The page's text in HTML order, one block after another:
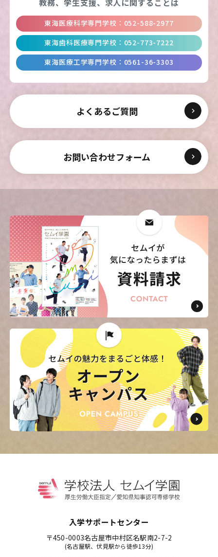
よくあるご質問
お問い合わせフォーム
教務、学生支援、 求人に関することは
東海医療科学専門学校 ： 052-588-2977
東海歯科医療専門学校 ： 052-773-7222
東海医療工学専門学校 ： 0561-36-3303
入学サポートセンター
〒450-0003名古屋市中村区名駅南2-7-2
(名古屋駅、伏見駅から徒歩13分)
東海医療科学
専門学校
東海歯科医療
CLOSE
東海医療科学
専門学校
東海歯科医療
CLOSE
東海医療科学
専門学校
東海歯科医療
CLOSE
東海医療科学
専門学校
東海歯科医療
CLOSE